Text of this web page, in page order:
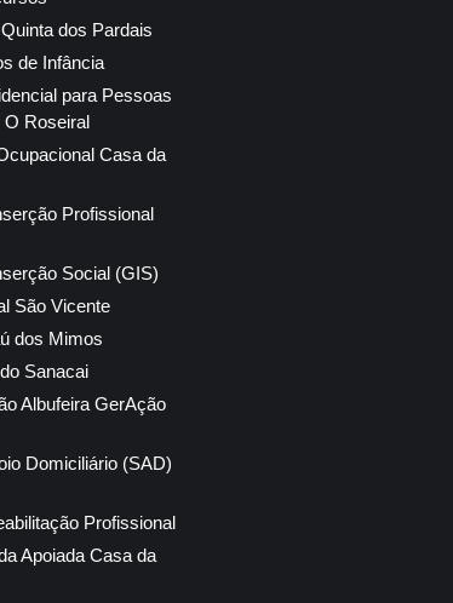
dos Pardais
de Infância
para Pessoas
O Roseiral
Casa da
Profissional
Social (GIS)
São Vicente
dos Mimos
Sanacai
Albufeira GerAção
Domiciliário (SAD)
Profissional
Apoiada Casa da